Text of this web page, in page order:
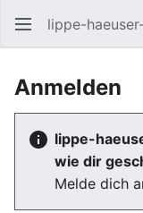
lippe-
Anmelden
lippe-
wie dir
Melde dich